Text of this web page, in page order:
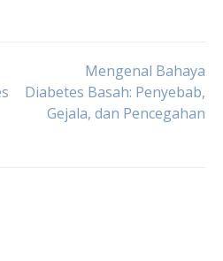
Mengenal Bahaya
Diabetes Basah: Penyebab,
Gejala, dan Pencegahan